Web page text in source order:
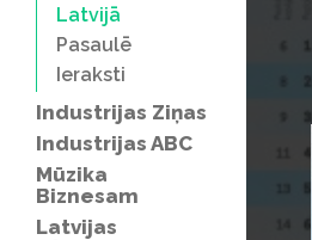
Latvijā
Pasaulē
Ieraksti
Industrijas Ziņas
Industrijas ABC
Mūzika
Biznesam
Latvijas